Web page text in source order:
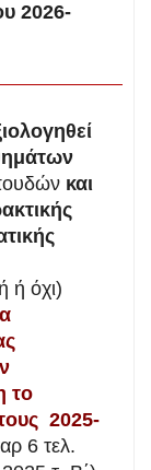
2026-
και
ή όχι)
το
2025-
6 τελ.